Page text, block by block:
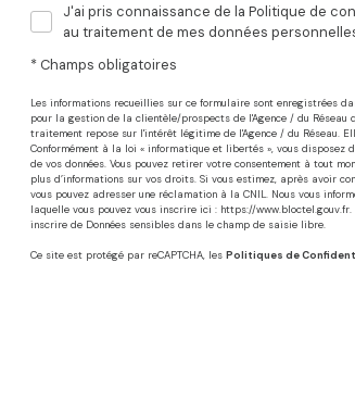
J'ai pris connaissance de la Politique de
au traitement de mes données
* Champs obligatoires
Les informations recueillies sur ce formulaire sont enregistrées
pour la gestion de la clientèle/prospects de l'Agence / du Réseau
traitement repose sur l'intérêt légitime de l'Agence / du Réseau.
Conformément à la loi « informatique et libertés », vous
de vos données. Vous pouvez retirer votre consentement à tout
plus d’informations sur vos droits. Si vous estimez, après avoir
vous pouvez adresser une réclamation à la CNIL. Nous vous
laquelle vous pouvez vous inscrire ici : https://www.bloctel.gouv.fr.
inscrire de Données sensibles dans le champ de saisie libre.
Ce site est protégé par reCAPTCHA, les Politiques de